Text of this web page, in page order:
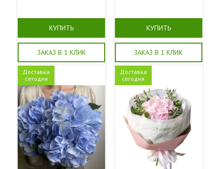
КУПИТЬ
ЗАКАЗ В 1 КЛИК
КУПИТЬ
ЗАКАЗ В 1 КЛИК
Доставка
сегодня
Доставка
сегодня